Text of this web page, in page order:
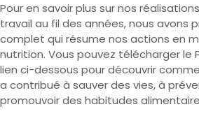
Pour en savoir plus sur nos
travail au fil des années, nous avons
complet qui résume nos actions en
nutrition. Vous pouvez télécharger le
lien ci-dessous pour découvrir
a contribué à sauver des vies, à
promouvoir des habitudes